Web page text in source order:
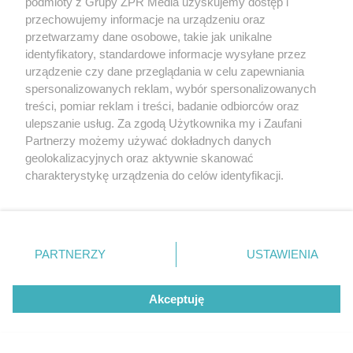
zostało przełożone
19-latek zatrzymany w mieszkaniu
przechowujemy informacje na urządzeniu oraz
przetwarzamy dane osobowe, takie jak unikalne
identyfikatory, standardowe informacje wysyłane przez
urządzenie czy dane przeglądania w celu zapewniania
spersonalizowanych reklam, wybór spersonalizowanych
treści, pomiar reklam i treści, badanie odbiorców oraz
ulepszanie usług. Za zgodą Użytkownika my i Zaufani
Partnerzy możemy używać dokładnych danych
geolokalizacyjnych oraz aktywnie skanować
charakterystykę urządzenia do celów identyfikacji.
zmienić/wycofać klikając przycisk ustawień prywatności
znajdujący się w lewym dolnym rogu strony
rodzaje przetwarzania danych nie wymagają zgody
użytkownika, ale masz prawo sprzeciwić się takiemu
przetwarzaniu. Preferencje będą miały zastosowanie tylko
PARTNERZY USTAWIENIA
Akceptuję